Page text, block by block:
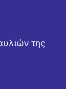
της